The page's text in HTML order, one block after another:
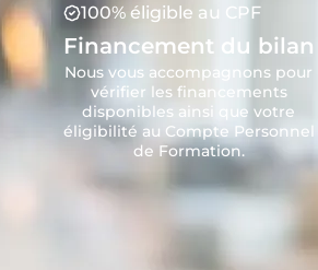
100% éligible au CPF
Financement du bilan
Nous vous accompagnons pour
vérifier les financements
disponibles ainsi que votre
éligibilité au Compte Personnel
de Formation.